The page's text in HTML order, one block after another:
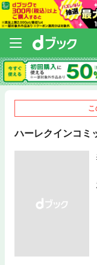
こ
ハーレクインコ